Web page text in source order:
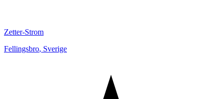
Zetter-Strom
Fellingsbro, Sverige